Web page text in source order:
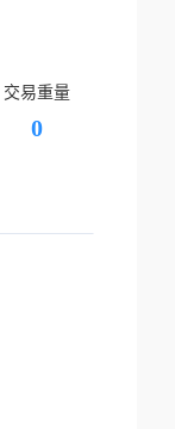
交易重量
0